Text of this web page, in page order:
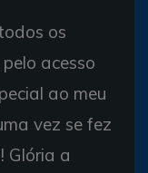
os
acesso
ao meu
vez se fez
Glória a